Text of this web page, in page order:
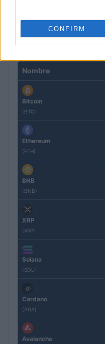
CONFIRM
COTIZACIONES CRYPTO
Nombre
Bitcoin
(BTC)
Ethereum
(ETH)
BNB
(BNB)
XRP
(XRP)
Solana
(SOL)
Cardano
(ADA)
Avalanche